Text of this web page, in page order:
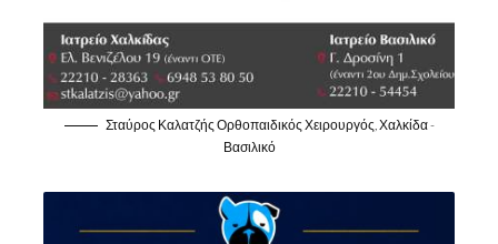
Σταύρος Καλατζής Ορθοπαιδικός Χειρουργός, Χαλκίδα -
Βασιλικό